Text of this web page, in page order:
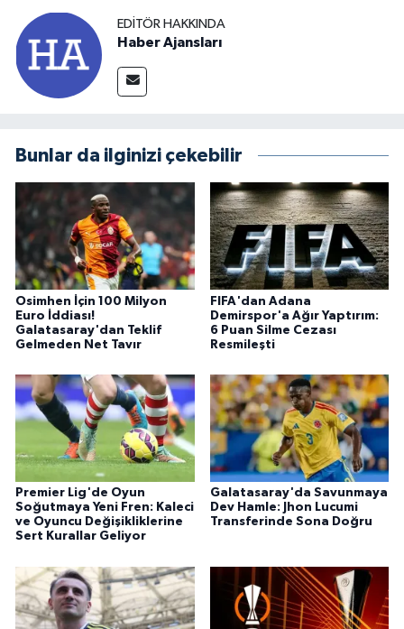
EDITÖR HAKKINDA
Haber Ajansları
Bunlar da ilginizi çekebilir
Osimhen İçin 100 Milyon
Euro İddiası!
Galatasaray'dan Teklif
Gelmeden Net Tavır
FIFA'dan Adana
Demirspor'a Ağır Yaptırım:
6 Puan Silme Cezası
Resmileşti
Premier Lig'de Oyun
Soğutmaya Yeni Fren: Kaleci
ve Oyuncu Değişikliklerine
Sert Kurallar Geliyor
Galatasaray'da Savunmaya
Dev Hamle: Jhon Lucumi
Transferinde Sona Doğru